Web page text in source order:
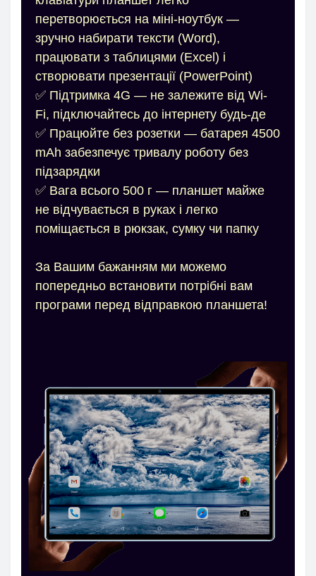
перетворюється на міні-ноутбук —
зручно набирати тексти (Word),
працювати з таблицями (Excel) і
створювати презентації (PowerPoint)
✅ Підтримка 4G — не залежите від Wi-
Fi, підключайтесь до інтернету будь-де
✅ Працюйте без розетки — батарея 4500
mАh забезпечує тривалу роботу без
підзарядки
✅ Вага всього 500 г — планшет майже
не відчувається в руках і легко
поміщається в рюкзак, сумку чи папку
За Вашим бажанням ми можемо
попередньо встановити потрібні вам
програми перед відправкою планшета!